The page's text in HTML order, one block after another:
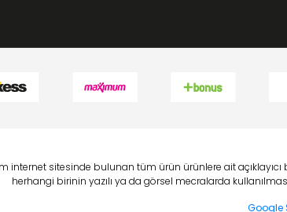
sitesinde bulunan tüm ürün ürünlere ait
herhangi birinin yazılı ya da görsel mecralarda
Google